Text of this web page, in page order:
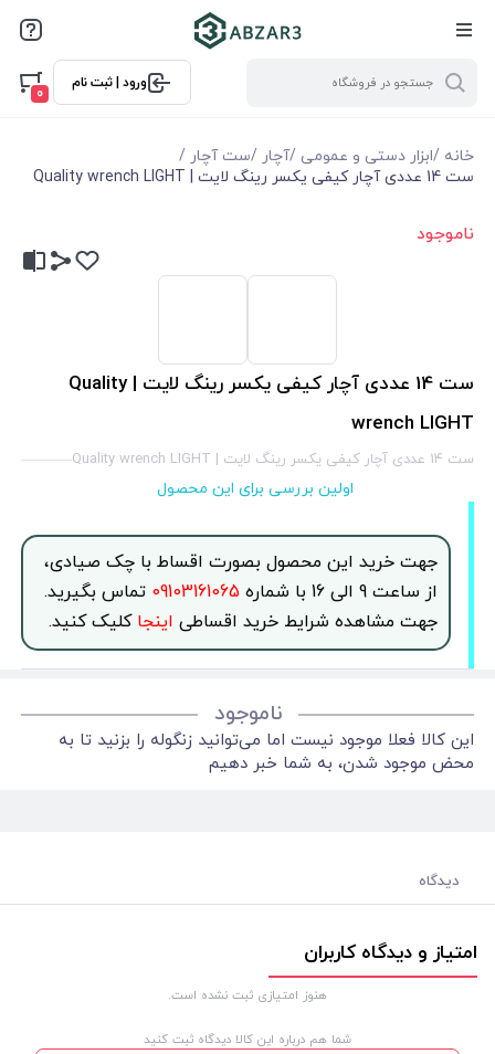
ورود | ثبت نام
0
خانه /ابزار دستی و عمومی /آچار /ست آچار /
ست 14 عددی آچار کیفی یکسر رینگ لایت | Quality wrench LIGHT
ناموجود
ست 14 عددی آچار کیفی یکسر رینگ لایت | Quality
wrench LIGHT
ست 14 عددی آچار کیفی یکسر رینگ لایت | Quality wrench LIGHT
اولین بررسی برای این محصول
جهت خرید این محصول بصورت اقساط با چک صیادی،
از ساعت 9 الی 16 با شماره
09103161065 تماس بگیرید.
جهت مشاهده شرایط خرید اقساطی اینجاکلیک کنید.
ناموجود
این کالا فعلا موجود نیست اما می‌توانید زنگوله را بزنید تا به
محض موجود شدن، به شما خبر دهیم
دیدگاه
امتیاز و دیدگاه کاربران
هنوز امتیازی ثبت نشده است.
شما هم درباره این کالا دیدگاه ثبت کنید